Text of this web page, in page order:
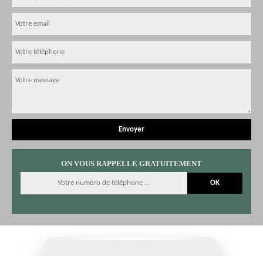
ON VOUS RAPPELLE GRATUITEMENT